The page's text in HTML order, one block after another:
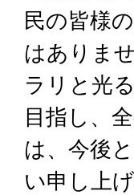
民の皆様
はありま
ラリと光
目指し、
は、今後
い申し上